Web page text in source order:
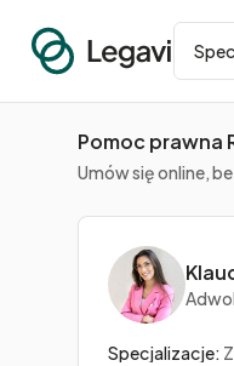
Pomoc prawna
Umów się online,
Specjalizacje: